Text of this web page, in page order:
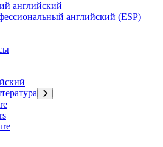
английский
английский (ESP)